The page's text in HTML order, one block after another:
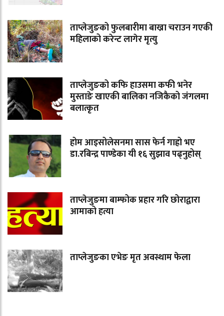
ताप्लेजुङको फुलबारीमा बाख्रा चराउन गएकी
महिलाको करेन्ट लागेर मृत्यु
ताप्लेजुङको कफि हाउसमा कफी भनेर
मुस्ताङे खाएकी बालिका नजिकैको जंगलमा
बलात्कृत
होम आइसोलेसनमा सास फेर्न गाह्रो भए
डा.रबिन्द्र पाण्डेका यी १६ सुझाव पढ्नुहोस्
ताप्लेजुङमा बाम्फोक प्रहार गरि छोराद्वारा
आमाको हत्या
ताप्लेजुङका एभेङ मृत अवस्थाम फेला